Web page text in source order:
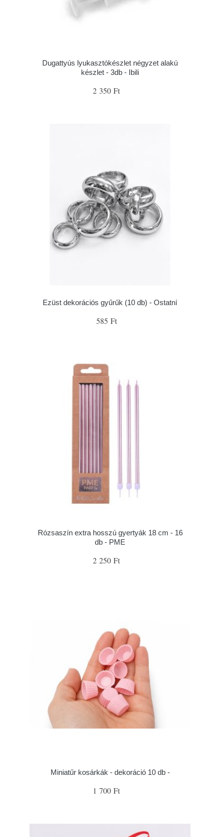
Dugattyús lyukasztókészlet négyzet alakú
készlet - 3db - Ibili
2 350 Ft
Ezüst dekorációs gyűrűk (10 db) - Ostatní
585 Ft
Rózsaszín extra hosszú gyertyák 18 cm - 16
db - PME
2 250 Ft
Miniatűr kosárkák - dekoráció 10 db -
1 700 Ft